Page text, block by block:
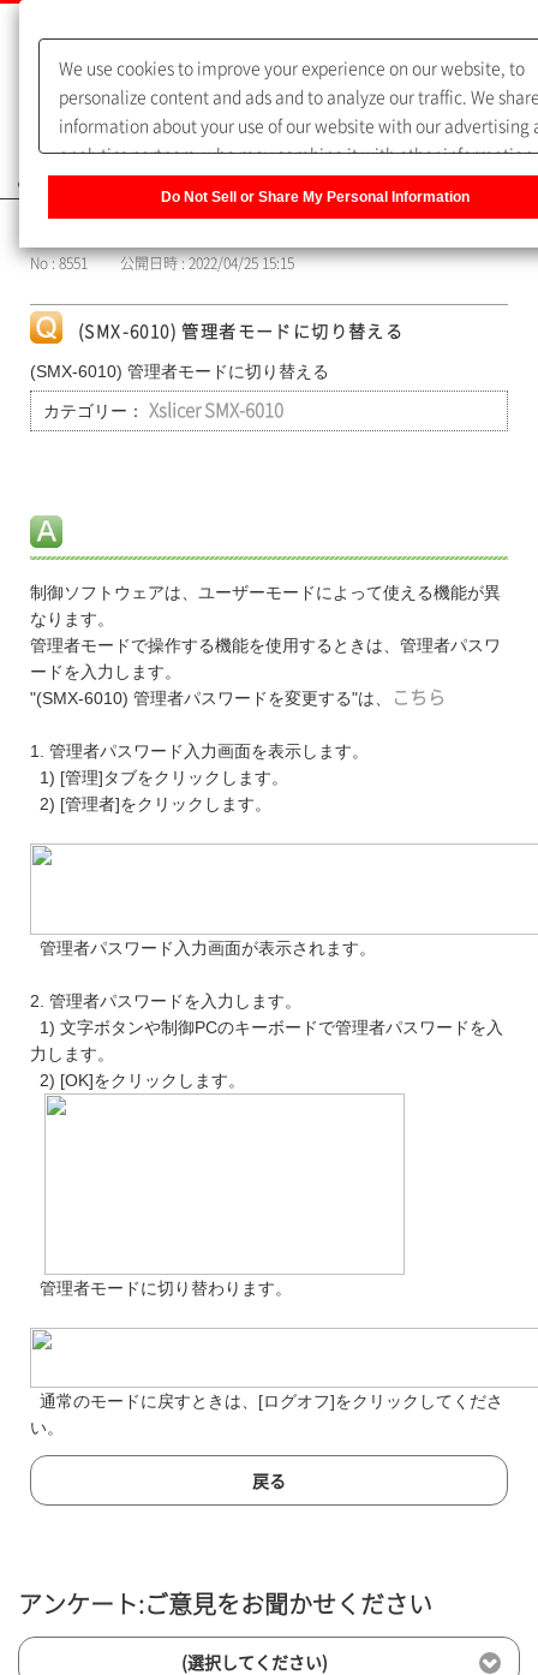
よくあるご質問（FAQ）
No : 8551 公開日時 : 2022/04/25 15:15
(SMX-6010) 管理者モードに切り替える
(SMX-6010) 管理者モードに切り替える
カテゴリー： Xslicer SMX-6010
制御ソフトウェアは、ユーザーモードによって使える機能が異
なります。
管理者モードで操作する機能を使用するときは、管理者パスワ
ードを入力します。
"(SMX-6010) 管理者パスワードを変更する"は、
こちら
1. 管理者パスワード入力画面を表示します。
1) [管理]タブをクリックします。
2) [管理者]をクリックします。
管理者パスワード入力画面が表示されます。
2. 管理者パスワードを入力します。
1) 文字ボタンや制御PCのキーボードで管理者パスワードを入
力します。
2) [OK]をクリックします。
管理者モードに切り替わります。
通常のモードに戻すときは、[ログオフ]をクリックしてくださ
い。
戻る
アンケート:ご意見をお聞かせください
(選択してください)
We use cookies to improve your experience on our website, to
personalize content and ads and to analyze our traffic. We
information about your use of our website with our advertising
analytics partners, who may combine it with other information
Share My Personal Information] to customize your cookie
Do Not Sell or Share My Personal Information